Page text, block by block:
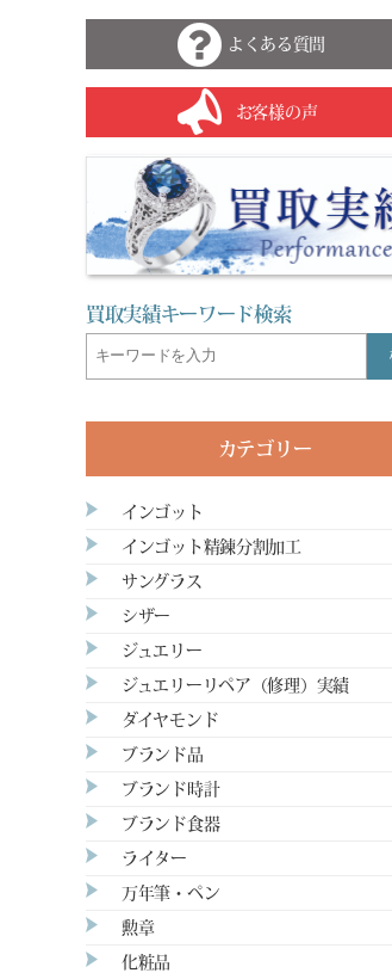
よくある質問
お客様の声
買取実績キーワード検索
カテゴリー
インゴット
インゴット精錬分割加工
サングラス
シザー
ジュエリー
ジュエリーリペア（修理）実績
ダイヤモンド
ブランド品
ブランド時計
ブランド食器
ライター
万年筆・ペン
勲章
化粧品